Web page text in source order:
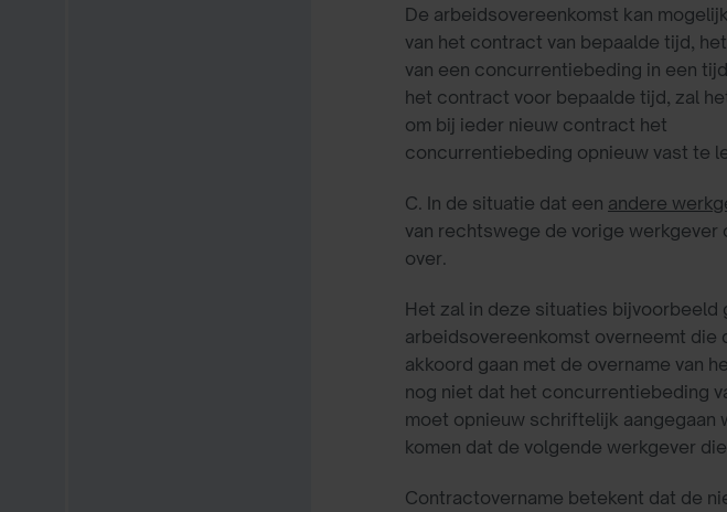
De arbeidsovereenkomst kan
van het contract van bepaalde tijd,
van een concurrentiebeding in een
het contract voor bepaalde tijd, zal
om bij ieder nieuw contract het
concurrentiebeding opnieuw vast te
C. In de situatie dat een andere
van rechtswege de vorige werkgever
over.
Het zal in deze situaties bijvoorbeeld
arbeidsovereenkomst overneemt
akkoord gaan met de overname van
nog niet dat het concurrentiebeding
moet opnieuw schriftelijk aangegaan
komen dat de volgende werkgever
Contractovername betekent dat de